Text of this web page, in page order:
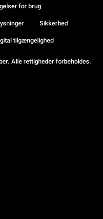
Alle rettigheder forbeholdes.
for brug
Sikkerhed
tilgængelighed